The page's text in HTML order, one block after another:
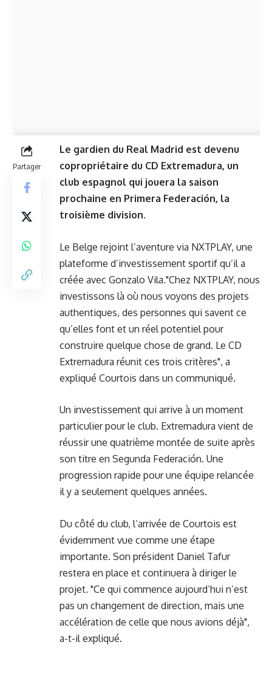
Partager
Le gardien du Real Madrid est devenu
copropriétaire du CD Extremadura, un
club espagnol qui jouera la saison
prochaine en Primera Federación, la
troisième division.
Le Belge rejoint l’aventure via NXTPLAY, une
plateforme d’investissement sportif qu’il a
créée avec Gonzalo Vila."Chez NXTPLAY, nous
investissons là où nous voyons des projets
authentiques, des personnes qui savent ce
qu’elles font et un réel potentiel pour
construire quelque chose de grand. Le CD
Extremadura réunit ces trois critères", a
expliqué Courtois dans un communiqué.
Un investissement qui arrive à un moment
particulier pour le club. Extremadura vient de
réussir une quatrième montée de suite après
son titre en Segunda Federación. Une
progression rapide pour une équipe relancée
il y a seulement quelques années.
Du côté du club, l’arrivée de Courtois est
évidemment vue comme une étape
importante. Son président Daniel Tafur
restera en place et continuera à diriger le
projet. "Ce qui commence aujourd’hui n’est
pas un changement de direction, mais une
accélération de celle que nous avions déjà",
a-t-il expliqué.